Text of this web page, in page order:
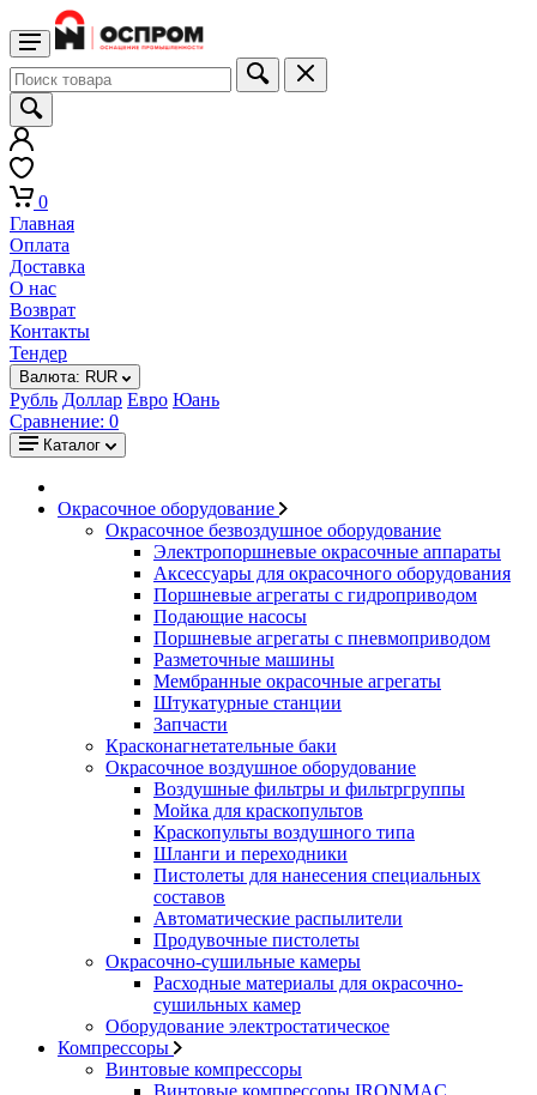
0
Главная
Оплата
Доставка
О нас
Возврат
Контакты
Тендер
Валюта: RUR
Рубль Доллар Евро Юань
Сравнение: 0
Каталог
Окрасочное оборудование
Окрасочное безвоздушное оборудование
Электропоршневые окрасочные аппараты
Аксессуары для окрасочного оборудования
Поршневые агрегаты с гидроприводом
Подающие насосы
Поршневые агрегаты с пневмоприводом
Разметочные машины
Мембранные окрасочные агрегаты
Штукатурные станции
Запчасти
Красконагнетательные баки
Окрасочное воздушное оборудование
Воздушные фильтры и фильтргруппы
Мойка для краскопультов
Краскопульты воздушного типа
Шланги и переходники
Пистолеты для нанесения специальных
составов
Автоматические распылители
Продувочные пистолеты
Окрасочно-сушильные камеры
Расходные материалы для окрасочно-
сушильных камер
Оборудование электростатическое
Компрессоры
Винтовые компрессоры